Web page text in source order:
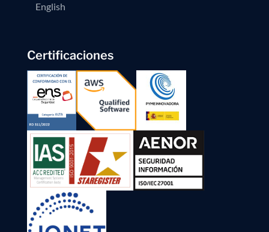
English
Certificaciones